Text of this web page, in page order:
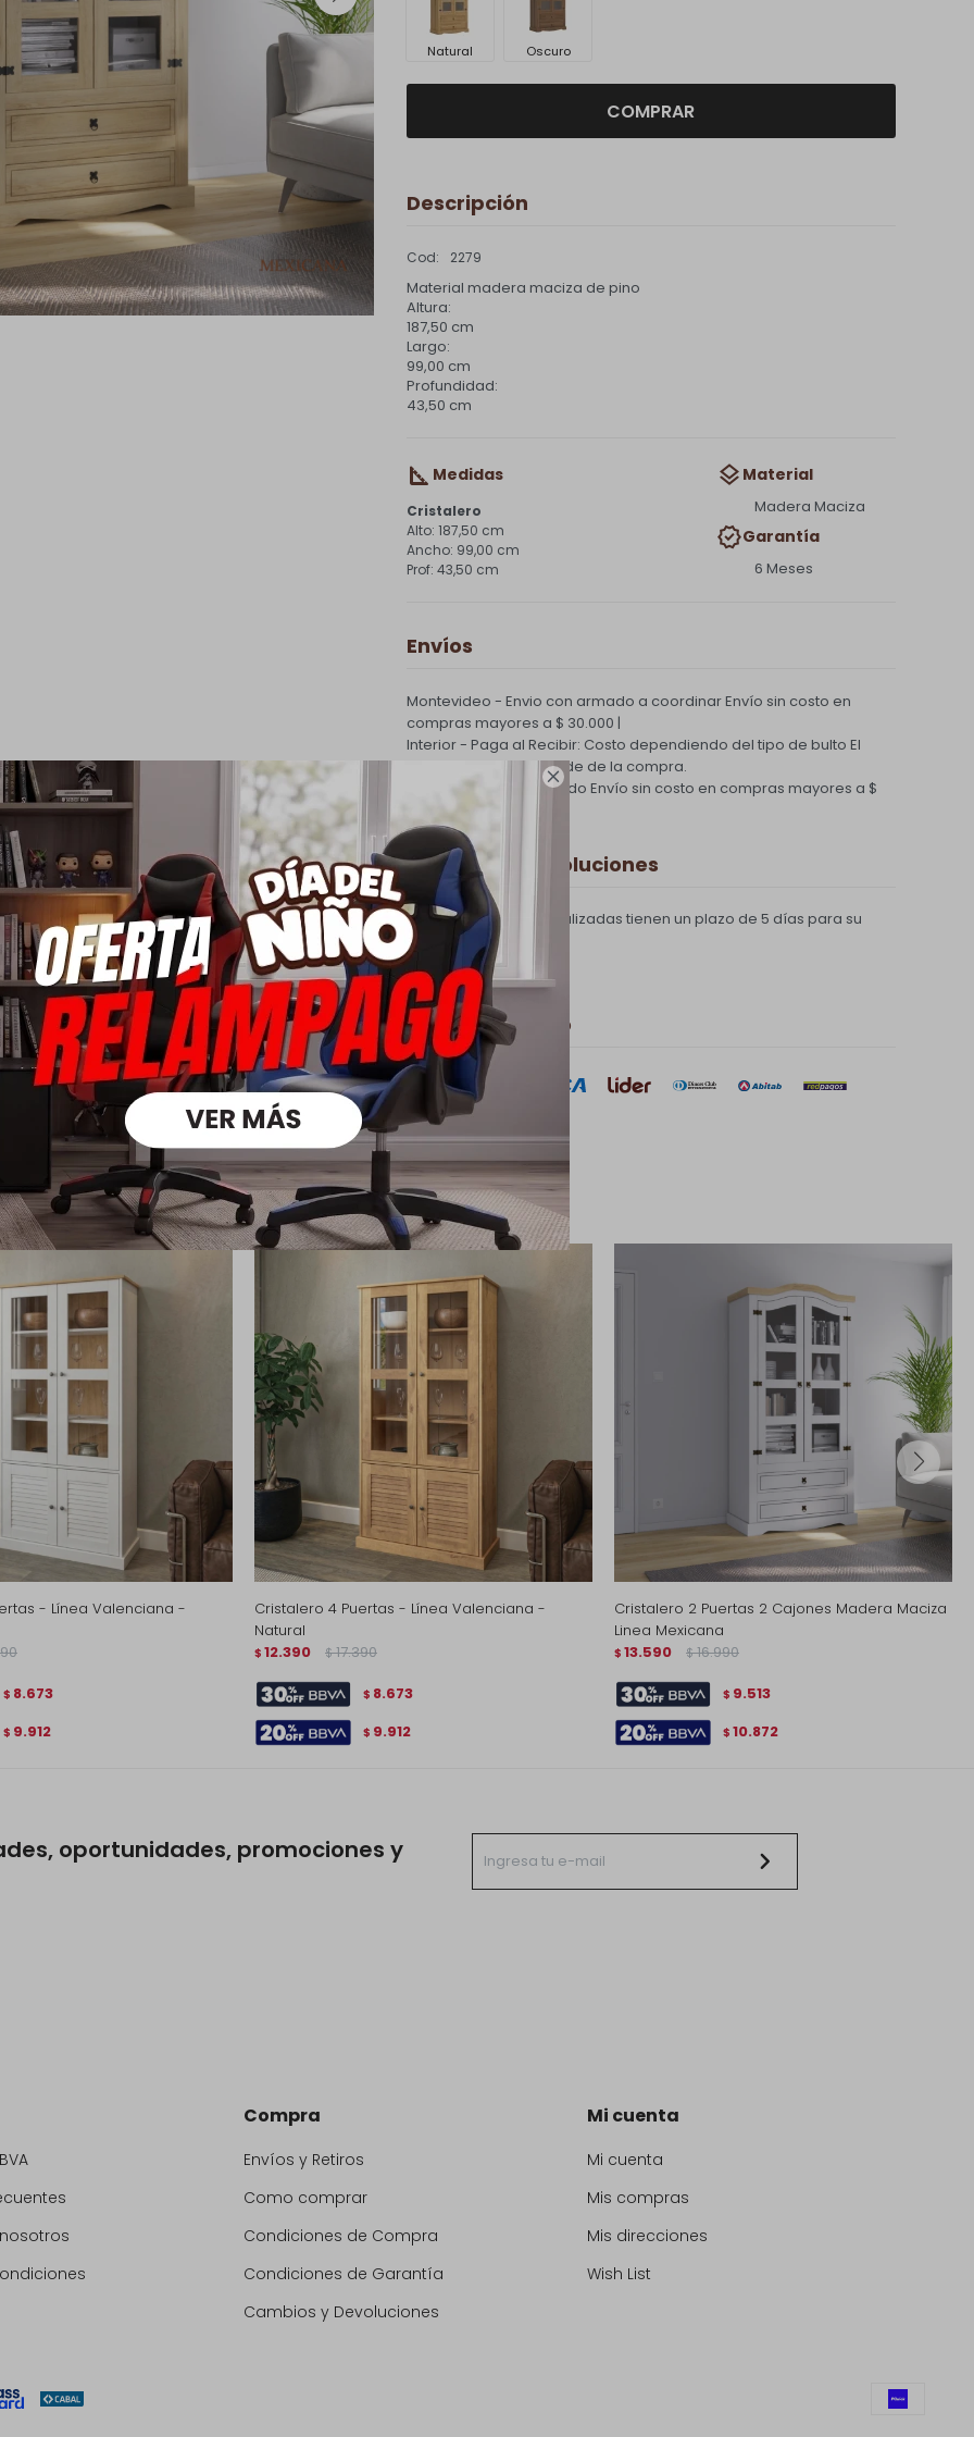

Natural Oscuro
COMPRAR
Descripción
2279
Material madera maciza de pino
Altura:
187,50 cm
Largo:
99,00 cm
Profundidad:
43,50 cm
Medidas
Cristalero
187,50 cm
99,00 cm
43,50 cm
Material
Madera Maciza
Garantía
6 Meses
Envíos
Montevideo - Envio con armado a coordinarEnvío sin costo en
compras mayores a $ 30.000 |
Interior - Paga al Recibir: Costo dependiendo del tipo de bulto El
costo de envío depende de la compra.
PQuick Envío Coordinado Envío sin costo en compras mayores a $
30.000 |
Cambios y Devoluciones
Todas las compras realizadas tienen un plazo de 5 días para su
cambio.
Ver mas
Medios de pago
que te pueden interesar
- Línea Valenciana -
$ 8.673
$ 9.912
Cristalero 4 Puertas - Línea Valenciana -
Natural
$ 12.390 $ 17.390
$ 8.673
$ 9.912
Cristalero 2 Puertas 2 Cajones Madera Maciza
Linea Mexicana
$ 13.590 $ 16.990
$ 9.513
$ 10.872
oportunidades, promociones y
Compra
Envíos y Retiros
Como comprar
Condiciones de Compra
Condiciones de Garantía
Cambios y Devoluciones
Mi cuenta
Mi cuenta
Mis compras
Mis direcciones
Wish List